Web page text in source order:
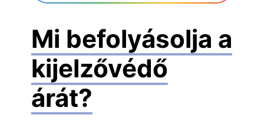
Mi befolyásolja a
kijelzővédő
árát?